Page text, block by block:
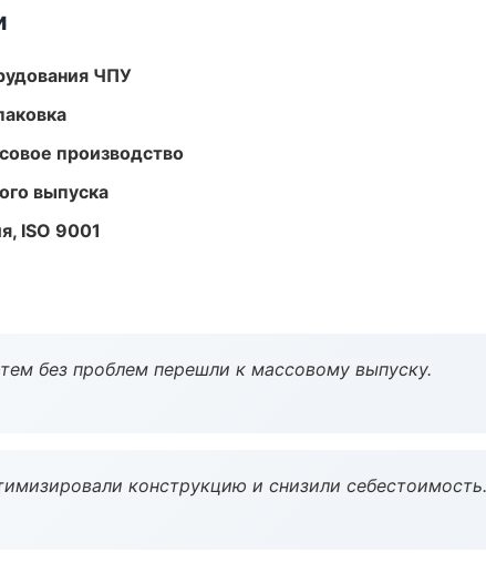
ЧПУ
производство
выпуска
ISO 9001
без проблем перешли к массовому выпуску.
конструкцию и снизили себестоимость.